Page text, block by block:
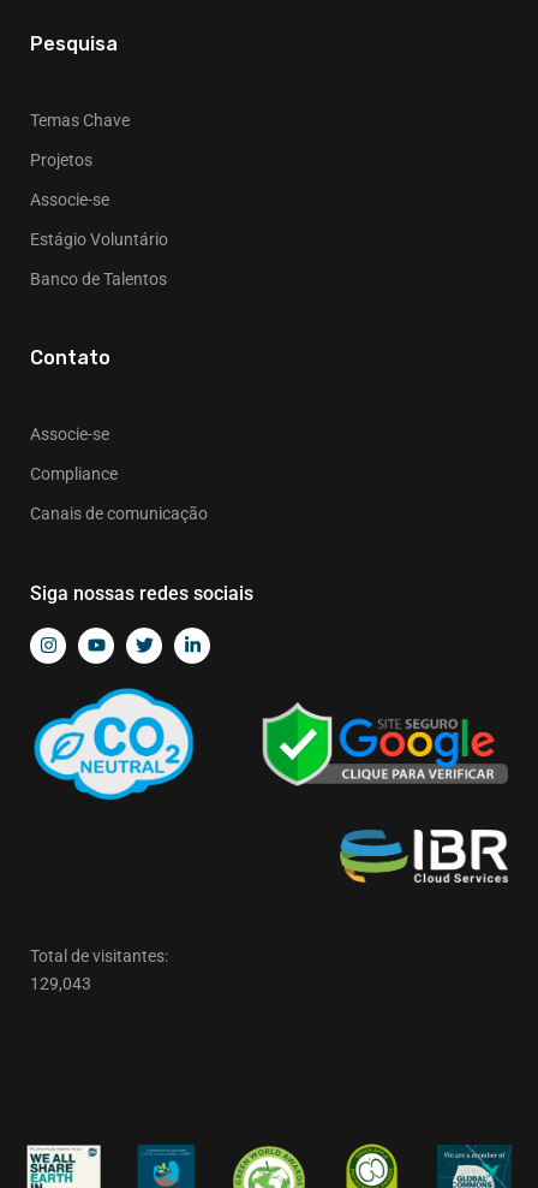
Pesquisa
Temas Chave
Projetos
Associe-se
Estágio Voluntário
Banco de Talentos
Contato
Associe-se
Compliance
Canais de comunicação
Siga nossas redes sociais
Total de visitantes:
129,043